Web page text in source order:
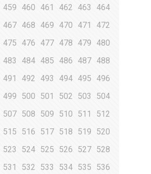
459 460 461 462 463
464
467 468 469 470 471
472
475 476 477 478 479
480
483 484 485 486 487 488
491 492 493 494 495
496
499 500 501 502 503
504
507 508 509 510 511
512
515 516 517 518 519
520
523 524 525 526 527 528
531 532 533 534 535
536